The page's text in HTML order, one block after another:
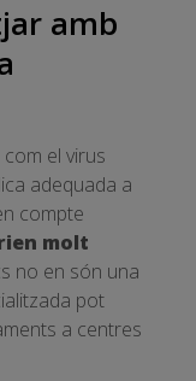
amb
el virus
adequada a
compte
molt
no en són una
pot
a centres